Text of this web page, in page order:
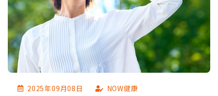
2025年09月08日 NOW健康